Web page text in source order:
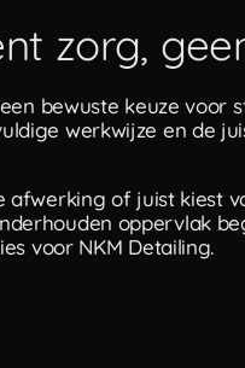
zorg,
bewuste keuze voor
werkwijze en de
of juist kiest
oppervlak
voor NKM Detailing.